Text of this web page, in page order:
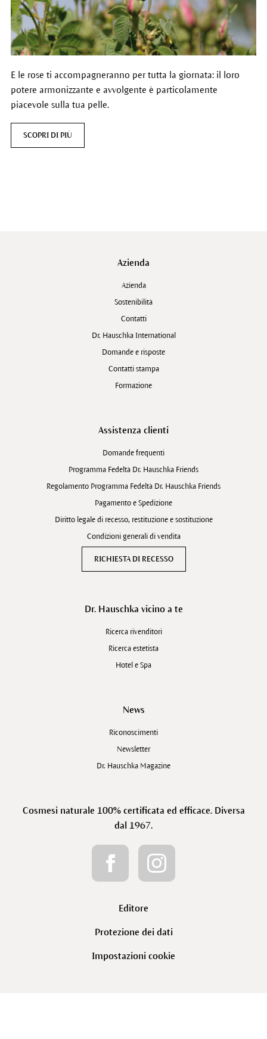
E le rose ti accompagneranno per tutta la giornata: il loro
potere armonizzante e avvolgente è particolamente
piacevole sulla tua pelle.
SCOPRI DI PIÙ
Azienda
Azienda
Sostenibilità
Contatti
Dr. Hauschka International
Domande e risposte
Contatti stampa
Formazione
Assistenza clienti
Domande frequenti
Programma Fedeltà Dr. Hauschka Friends
Regolamento Programma Fedeltà Dr. Hauschka Friends
Pagamento e Spedizione
Diritto legale di recesso, restituzione e sostituzione
Condizioni generali di vendita
RICHIESTA DI RECESSO
Dr. Hauschka vicino a te
Ricerca rivenditori
Ricerca estetista
Hotel e Spa
News
Riconoscimenti
Newsletter
Dr. Hauschka Magazine
Cosmesi naturale 100% certificata ed efficace. Diversa
dal 1967.
Editore
Protezione dei dati
Impostazioni cookie